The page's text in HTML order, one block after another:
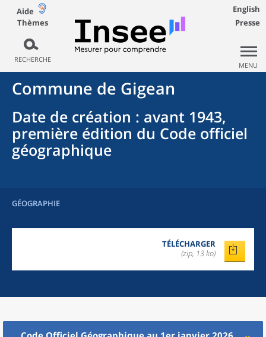
Aide
Thèmes
RECHERCHE
English
Presse
MENU
Commune de Gigean
Date de création : avant 1943,
première édition du Code officiel
géographique
GÉOGRAPHIE
TÉLÉCHARGER
(zip, 13 ko)